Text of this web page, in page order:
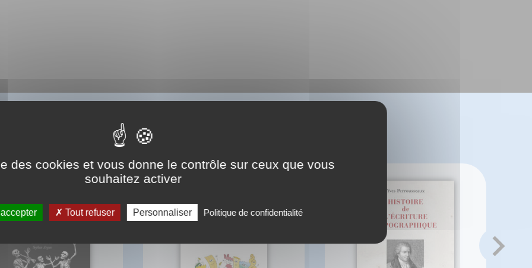
VOUS AUSSI ?
des cookies et vous donne le contrôle sur ceux que vous
souhaitez activer
Tout refuser Personnaliser Politique de confidentialité